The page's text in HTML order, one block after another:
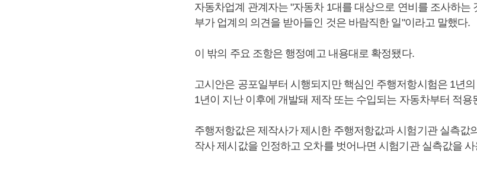
자동차업계 관계자는 "자동차 1대를 대상으로 연비를 조사하는
부가 업계의 의견을 받아들인 것은 바람직한 일"이라고 말했다.
이 밖의 주요 조항은 행정예고 내용대로 확정됐다.
고시안은 공포일부터 시행되지만 핵심인 주행저항시험은 1년
1년이 지난 이후에 개발돼 제작 또는 수입되는 자동차부터 적용
주행저항값은 제작사가 제시한 주행저항값과 시험기관 실측값
작사 제시값을 인정하고 오차를 벗어나면 시험기관 실측값을